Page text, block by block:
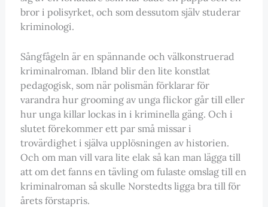
bror i polisyrket, och som dessutom själv studerar
kriminologi.
Sångfågeln är en spännande och välkonstruerad
kriminalroman. Ibland blir den lite konstlat
pedagogisk, som när polismän förklarar för
varandra hur grooming av unga flickor går till eller
hur unga killar lockas in i kriminella gäng. Och i
slutet förekommer ett par små missar i
trovärdighet i själva upplösningen av historien.
Och om man vill vara lite elak så kan man lägga till
att om det fanns en tävling om fulaste omslag till en
kriminalroman så skulle Norstedts ligga bra till för
årets förstapris.